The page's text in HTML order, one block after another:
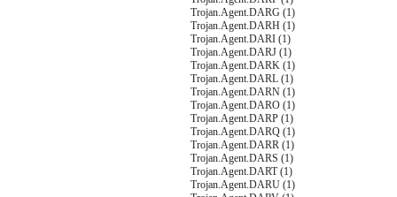
Trojan.Agent.DARG (1)
Trojan.Agent.DARH (1)
Trojan.Agent.DARI (1)
Trojan.Agent.DARJ (1)
Trojan.Agent.DARK (1)
Trojan.Agent.DARL (1)
Trojan.Agent.DARN (1)
Trojan.Agent.DARO (1)
Trojan.Agent.DARP (1)
Trojan.Agent.DARQ (1)
Trojan.Agent.DARR (1)
Trojan.Agent.DARS (1)
Trojan.Agent.DART (1)
Trojan.Agent.DARU (1)